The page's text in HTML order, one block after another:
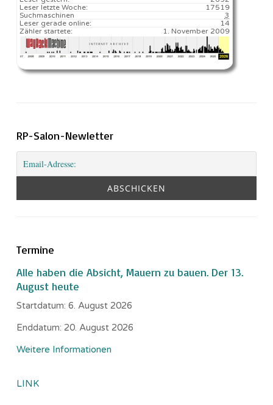
17519️
Leser letzte Woche:
3
Suchmaschinen
14
Leser gerade online:
1. November 2009
Zähler startete:
RP-Salon-Newletter
Termine
Alle haben die Absicht, Mauern zu bauen. Der 13.
August heute
Startdatum: 6. August 2026
Enddatum: 20. August 2026
Weitere Informationen
LINK